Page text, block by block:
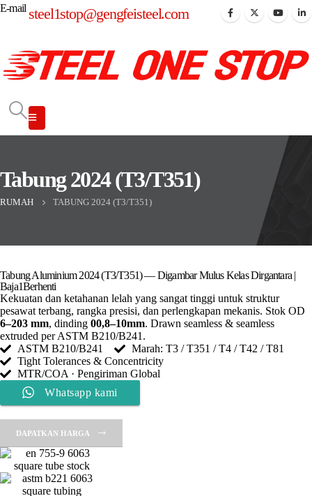
E-mail steel1stop@gengfeisteel.com
Tabung 2024 (T3/T351)
RUMAH TABUNG 2024 (T3/T351)
Tabung Aluminium 2024 (T3/T351) — Digambar Mulus Kelas Dirgantara |
Baja1Berhenti
Kekuatan dan ketahanan lelah yang sangat tinggi untuk struktur
pesawat terbang, rangka presisi, dan perlengkapan mekanis. Stok OD
6–203 mm, dinding 00,8–10mm. Drawn seamless & seamless
extruded per ASTM B210/B241.
ASTM B210/B241
Marah: T3 / T351 / T4 / T42 / T81
Tight Tolerances & Concentricity
MTR/COA · Pengiriman Global
Whatsapp kami
DAPATKAN HARGA